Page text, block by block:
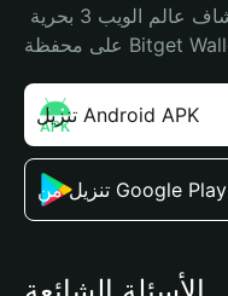
تنزيل Android APK
تنزيل من Google Play